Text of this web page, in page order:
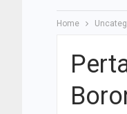
Home